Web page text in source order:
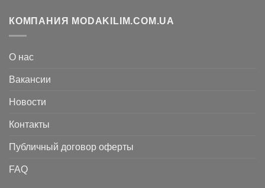
КОМПАНИЯ MODAKILIM.COM.UA
О нас
Вакансии
Новости
Контакты
Публичный договор оферты
FAQ